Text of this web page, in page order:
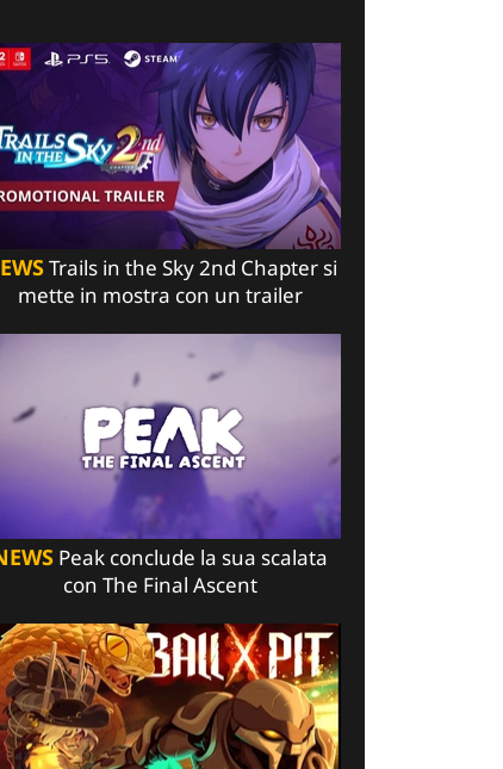
Trails in the Sky 2nd Chapter si
mette in mostra con un trailer
Peak conclude la sua scalata
con The Final Ascent